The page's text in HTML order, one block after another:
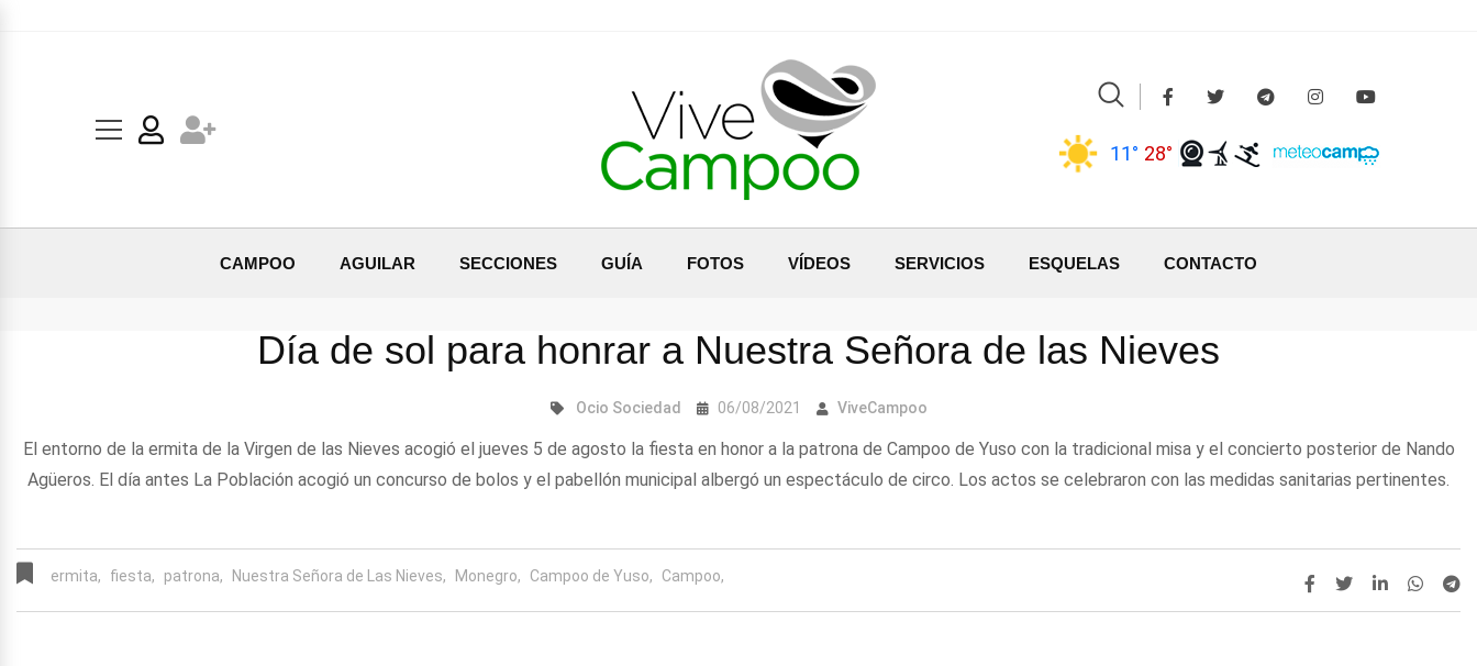
11° 28°
CAMPOO AGUILAR SECCIONES GUÍA FOTOS VÍDEOS SERVICIOS ESQUELAS CONTACTO
Día de sol para honrar a Nuestra Señora de las Nieves
Ocio Sociedad 06/08/2021 ViveCampoo
El entorno de la ermita de la Virgen de las Nieves acogió el jueves 5 de agosto la fiesta en honor a la patrona de Campoo de Yuso con la tradicional misa y el concierto posterior de Nando
Agüeros. El día antes La Población acogió un concurso de bolos y el pabellón municipal albergó un espectáculo de circo. Los actos se celebraron con las medidas sanitarias pertinentes.
ermita, fiesta, patrona, Nuestra Señora de Las Nieves, Monegro, Campoo de Yuso, Campoo,